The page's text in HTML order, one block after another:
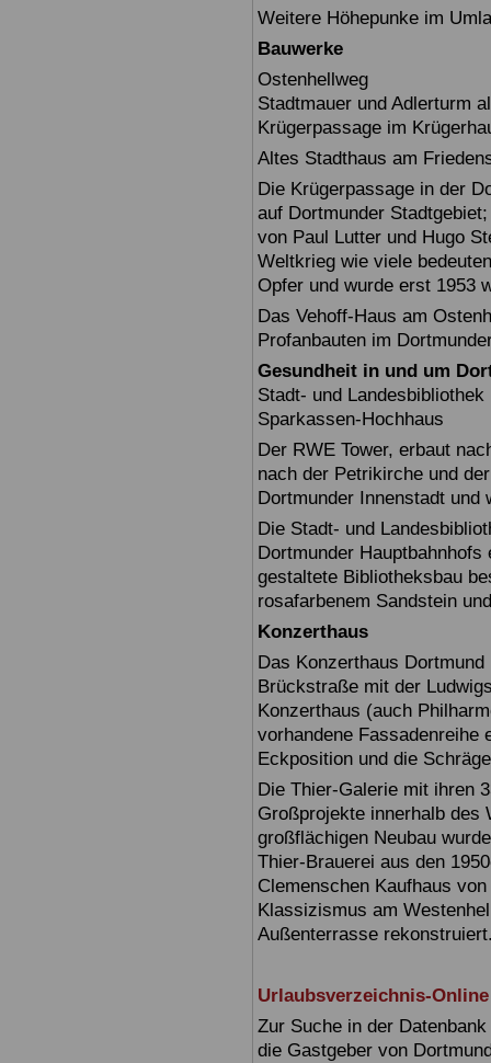
Weitere Höhepunke im
Bauwerke
Ostenhellweg
Stadtmauer und Adlerturm
Krügerpassage im
Altes Stadthaus am
Die Krügerpassage in der
auf Dortmunder
von Paul Lutter und Hugo
Weltkrieg wie viele
Opfer und wurde erst 1953
Das Vehoff-Haus am
Profanbauten im
Gesundheit in und um
Stadt- und
Sparkassen-Hochhaus
Der RWE Tower, erbaut
nach der Petrikirche und
Dortmunder Innenstadt und
Die Stadt- und
Dortmunder
gestaltete Bibliotheksbau
rosafarbenem Sandstein
Konzerthaus
Das Konzerthaus
Brückstraße mit der
Konzerthaus (auch
vorhandene Fassadenreihe
Eckposition und die
Die Thier-Galerie mit ihren
Großprojekte innerhalb des
großflächigen Neubau
Thier-Brauerei aus den
Clemenschen Kaufhaus
Klassizismus am
Außenterrasse
Urlaubsverzeichnis-Online
Zur Suche in der
die Gastgeber von